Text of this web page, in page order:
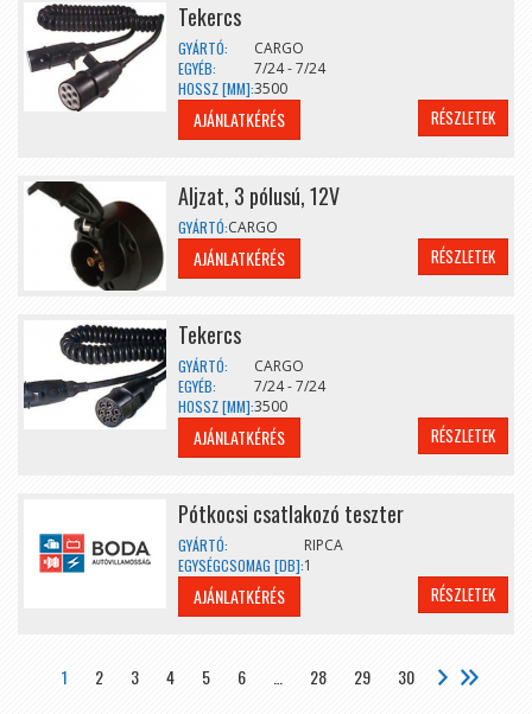
Tekercs
GYÁRTÓ:
CARGO
EGYÉB:
7/24 - 7/24
HOSSZ [MM]:3500
AJÁNLATKÉRÉS RÉSZLETEK
Aljzat, 3 pólusú, 12V
GYÁRTÓ:CARGO
AJÁNLATKÉRÉS RÉSZLETEK
Tekercs
GYÁRTÓ:
CARGO
EGYÉB:
7/24 - 7/24
HOSSZ [MM]:3500
AJÁNLATKÉRÉS RÉSZLETEK
Pótkocsi csatlakozó teszter
GYÁRTÓ:
RIPCA
EGYSÉGCSOMAG [DB]:1
AJÁNLATKÉRÉS RÉSZLETEK
1 2 3 4 5 6 … 28 29 30